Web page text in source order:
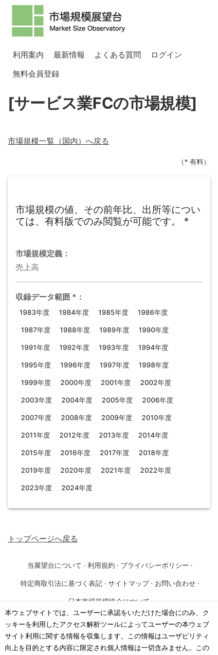
本ウェブサイトでは、ユーザーに承認をいただけた場合にのみ、ク
ッキーを利用したアクセス解析ツールによってユーザーの本ウェブ
サイト利用に関する情報を収集します。この情報はユーザビリティ
向上を目的とする内容に限定され個人情報は一切含みません。この
利用案内 最新情報 よくある質問
ログイン
無料会員登録
[サービス業FCの市場規模]
市場規模一覧（国内）へ戻る
（* 有料）
市場規模の値、その前年比、出所等につい
ては、有料版でのみ閲覧が可能です。
*
市場規模定義：
売上高
収録データ範囲 * ：
1983年度 1984年度 1985年度 1986年度
1987年度 1988年度 1989年度 1990年度
1991年度 1992年度 1993年度 1994年度
1995年度 1996年度 1997年度 1998年度
1999年度 2000年度 2001年度 2002年度
2003年度 2004年度 2005年度 2006年度
2007年度 2008年度 2009年度 2010年度
2011年度 2012年度 2013年度 2014年度
2015年度 2016年度 2017年度 2018年度
2019年度 2020年度 2021年度 2022年度
2023年度 2024年度
トップページへ戻る
当展望台について · 利用規約 · プライバシーポリシー ·
特定商取引法に基づく表記 · サイトマップ · お問い合わせ ·
日本市場規模協会について
©2026· 一般社団法人 日本市場規模協会